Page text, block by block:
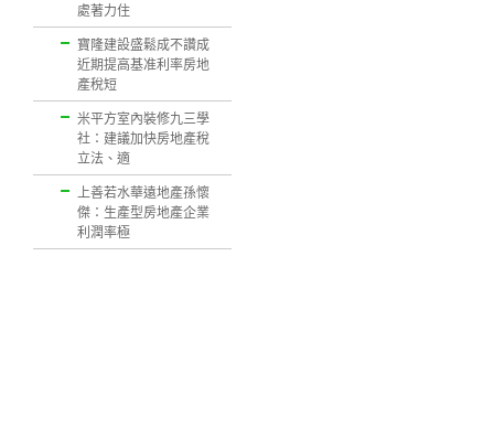
處著力住
寶隆建設盛鬆成不讚成
近期提高基准利率房地
產稅短
米平方室內裝修九三學
社：建議加快房地產稅
立法、適
上善若水華遠地產孫懷
傑：生產型房地產企業
利潤率極